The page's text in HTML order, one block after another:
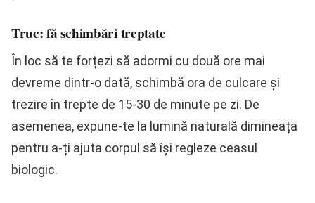
Truc: fă schimbări treptate
În loc să te forțezi să adormi cu două ore mai
devreme dintr-o dată, schimbă ora de culcare și
trezire în trepte de 15-30 de minute pe zi. De
asemenea, expune-te la lumină naturală dimineața
pentru a-ți ajuta corpul să își regleze ceasul
biologic.